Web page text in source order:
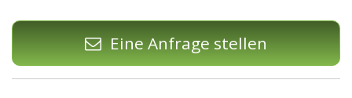
Eine Anfrage stellen